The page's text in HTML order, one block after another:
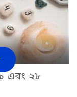
এবং ২৮